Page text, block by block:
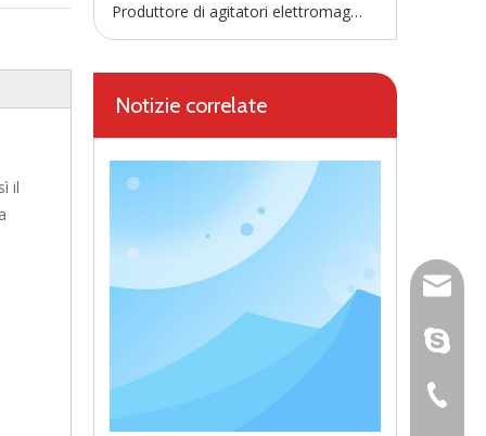
il
Produttore di agitatori elettromagnetici
Notizie correlate
dal
+86-